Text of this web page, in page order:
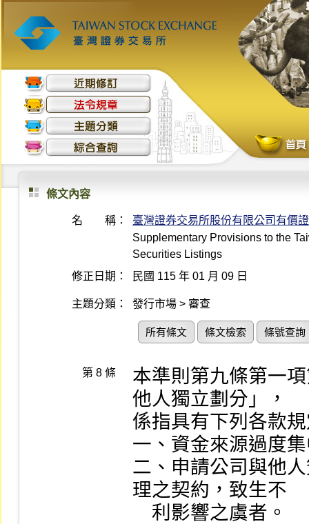
條文內容
名 稱：
臺灣證券交易所股份有限公司有價
Supplementary Provisions to the
Securities Listings
修正日期：
民國 115 年 01 月 09 日
主題分類： 發行市場 > 審查
所有條文 條文檢索 條號查詢
第 8 條
本準則第九條第一
他人獨立劃分」，
係指具有下列各款
一、資金來源過度
二、申請公司與他
理之契約，致生不